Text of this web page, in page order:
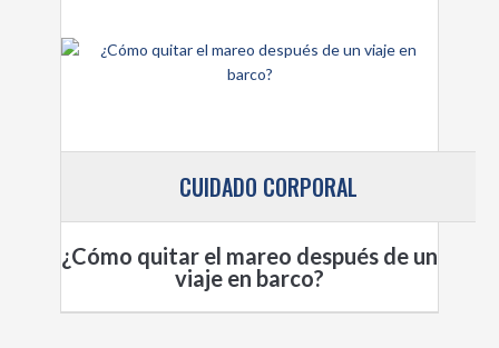
CUIDADO CORPORAL
¿Cómo quitar el mareo después de un
viaje en barco?